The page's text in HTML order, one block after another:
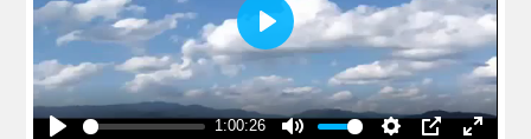
1:00:26
Play